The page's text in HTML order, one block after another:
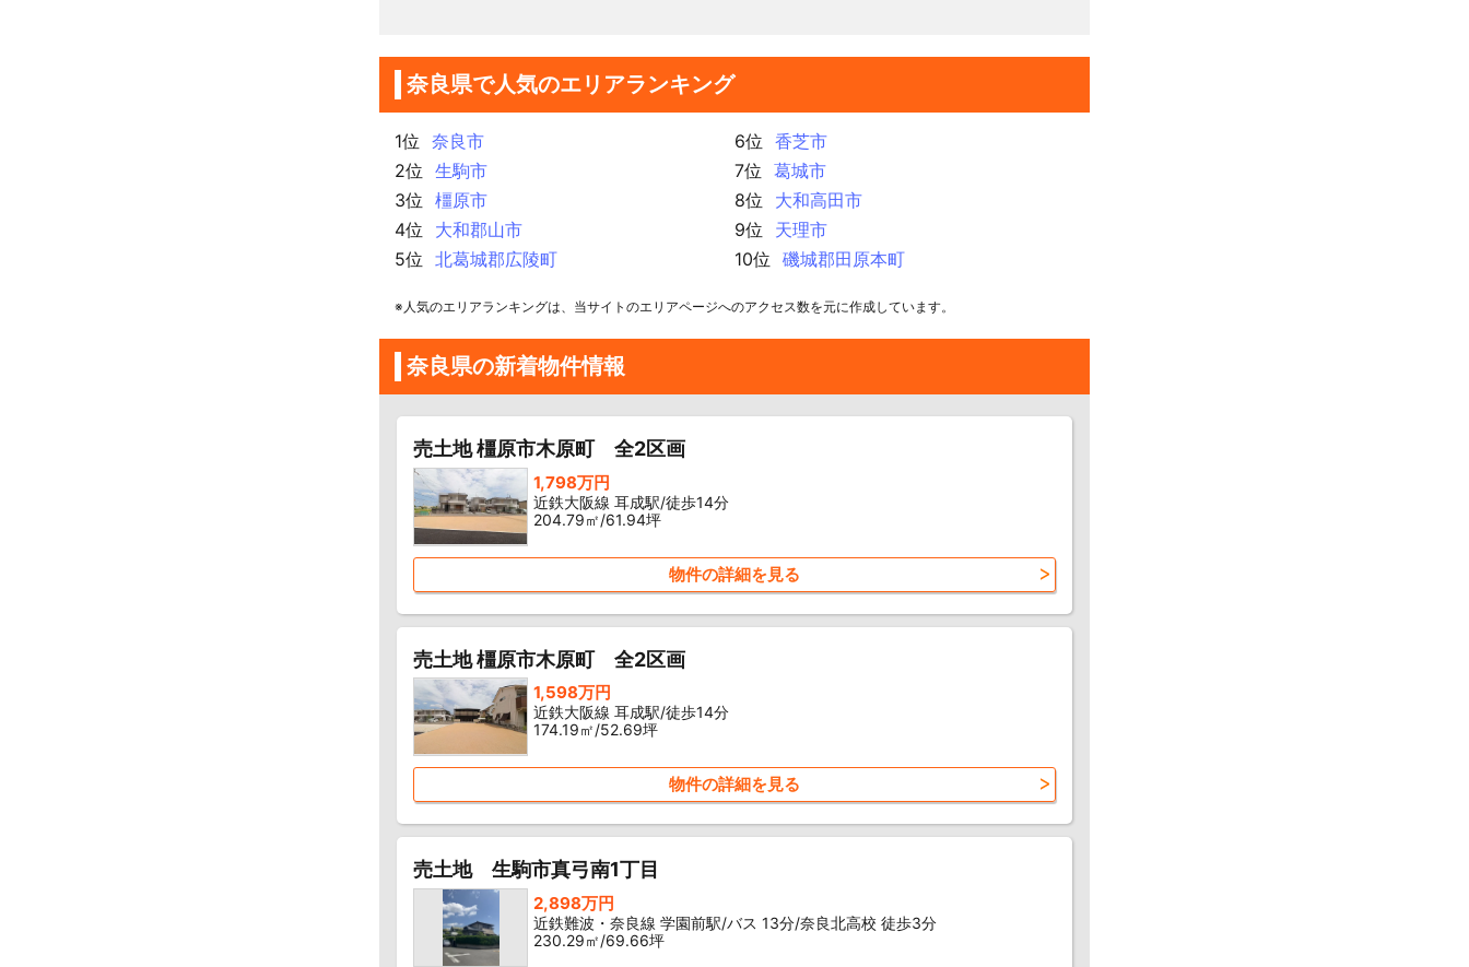
奈良県で人気のエリアランキング
1位
奈良市
2位
生駒市
3位
橿原市
4位
大和郡山市
5位
北葛城郡広陵町
6位
香芝市
7位
葛城市
8位
大和高田市
9位
天理市
10位
磯城郡田原本町
※人気のエリアランキングは、当サイトのエリアページへのアクセス数を元に作成しています。
奈良県の新着物件情報
売土地 橿原市木原町 全2区画
1,798万円
近鉄大阪線 耳成駅/徒歩14分
204.79㎡/61.94坪
物件の詳細を見る
売土地 橿原市木原町 全2区画
1,598万円
近鉄大阪線 耳成駅/徒歩14分
174.19㎡/52.69坪
物件の詳細を見る
売土地 生駒市真弓南1丁目
2,898万円
近鉄難波・奈良線 学園前駅/バス 13分/奈良北高校 徒歩3分
230.29㎡/69.66坪